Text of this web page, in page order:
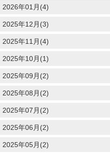
2026年01月(4)
2025年12月(3)
2025年11月(4)
2025年10月(1)
2025年09月(2)
2025年08月(2)
2025年07月(2)
2025年06月(2)
2025年05月(2)